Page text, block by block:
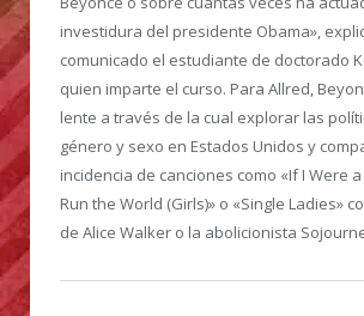
investidura del presidente Obama»,
comunicado el estudiante de doctorado
quien imparte el curso. Para Allred,
lente a través de la cual explorar las
género y sexo en Estados Unidos y
incidencia de canciones como «If I Were a
Run the World (Girls)» o «Single Ladies»
de Alice Walker o la abolicionista